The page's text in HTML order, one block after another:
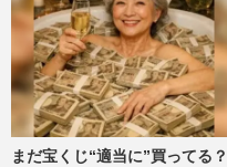
まだ宝くじ“適当に”買ってる？